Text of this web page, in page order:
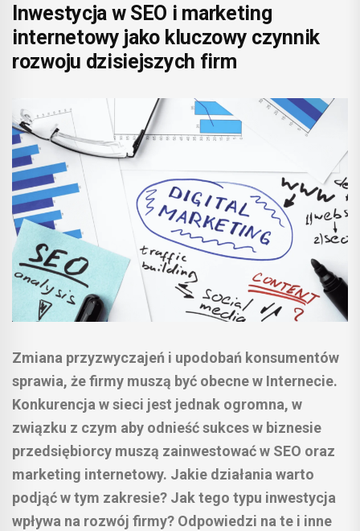
Inwestycja w SEO i marketing
internetowy jako kluczowy czynnik
rozwoju dzisiejszych firm
Zmiana przyzwyczajeń i upodobań konsumentów
sprawia, że firmy muszą być obecne w Internecie.
Konkurencja w sieci jest jednak ogromna, w
związku z czym aby odnieść sukces w biznesie
przedsiębiorcy muszą zainwestować w SEO oraz
marketing internetowy. Jakie działania warto
podjąć w tym zakresie? Jak tego typu inwestycja
wpływa na rozwój firmy? Odpowiedzi na te i inne